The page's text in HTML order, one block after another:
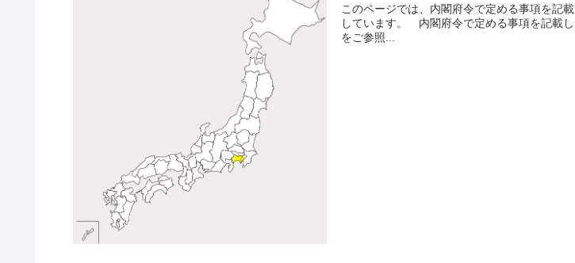
このページでは、内閣府令で定める事項を記
しています。 内閣府令で定める事項を記載
をご参照...